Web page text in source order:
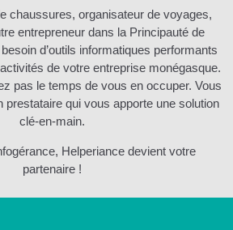
chaussures, organisateur de voyages,
entrepreneur dans la Principauté de
d’outils informatiques performants
de votre entreprise monégasque.
pas le temps de vous en occuper. Vous
prestataire qui vous apporte une solution
clé-en-main.
Helperiance devient votre
partenaire !